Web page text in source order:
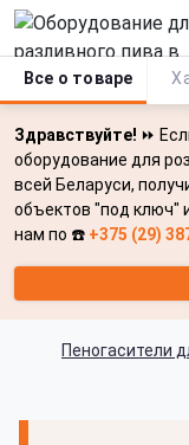
Здравствуйте! ⏩
оборудование для
всей Беларуси,
объектов "под ключ"
нам по ☎️ +375 (29)
Пеногасители
Все о товаре